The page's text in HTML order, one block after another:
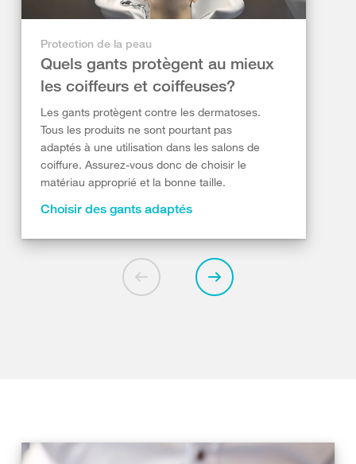
Protection de la peau
Quels gants protègent au mieux
les coiffeurs et coiffeuses?
Les gants protègent contre les dermatoses.
Tous les produits ne sont pourtant pas
adaptés à une utilisation dans les salons de
coiffure. Assurez-vous donc de choisir le
matériau approprié et la bonne taille.
Choisir des gants adaptés